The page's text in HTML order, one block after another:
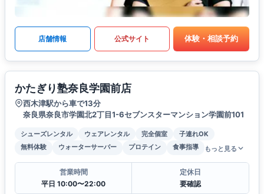
店舗情報 公式サイト 体験・相談予約
かたぎり塾奈良学園前店
西木津駅から車で13分
奈良県奈良市学園北2丁目1-6セブンスターマンション学園前101
シューズレンタル ウェアレンタル 完全個室
子連れOK
無料体験
ウォーターサーバー プロテイン 食事指導 もっと見る
営業時間
平日 10:00〜22:00
定休日
要確認